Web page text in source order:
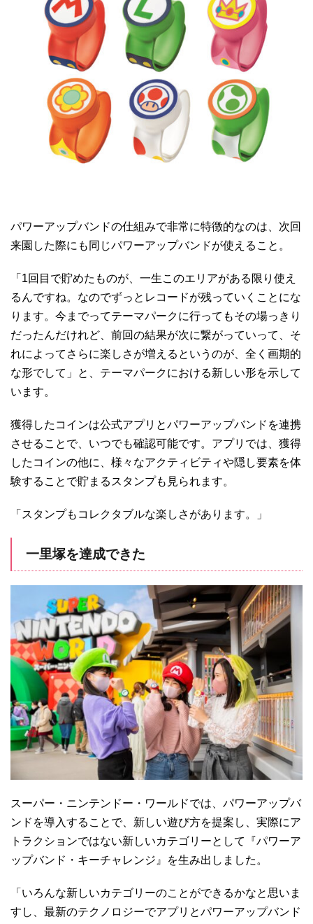
パワーアップバンドの仕組みで非常に特徴的なのは、次回
来園した際にも同じパワーアップバンドが使えること。
「1回目で貯めたものが、一生このエリアがある限り使え
るんですね。なのでずっとレコードが残っていくことにな
ります。今までってテーマパークに行ってもその場っきり
だったんだけれど、前回の結果が次に繋がっていって、そ
れによってさらに楽しさが増えるというのが、全く画期的
な形でして」と、テーマパークにおける新しい形を示して
います。
獲得したコインは公式アプリとパワーアップバンドを連携
させることで、いつでも確認可能です。アプリでは、獲得
したコインの他に、様々なアクティビティや隠し要素を体
験することで貯まるスタンプも見られます。
「スタンプもコレクタブルな楽しさがあります。」
一里塚を達成できた
スーパー・ニンテンドー・ワールドでは、パワーアップバ
ンドを導入することで、新しい遊び方を提案し、実際にア
トラクションではない新しいカテゴリーとして『パワーア
ップバンド・キーチャレンジ』を生み出しました。
「いろんな新しいカテゴリーのことができるかなと思いま
すし、最新のテクノロジーでアプリとパワーアップバンド